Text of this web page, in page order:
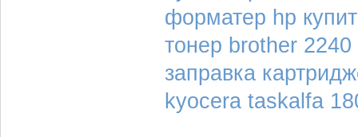
форматер hp
тонер brother 2240
заправка
kyocera taskalfa